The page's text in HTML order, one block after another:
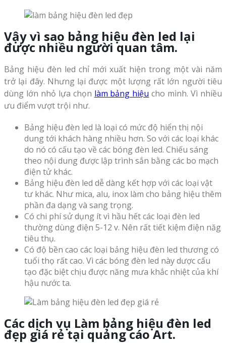
Vậy vì sao bảng hiệu đèn led lại
được nhiều người quan tâm.
Bảng hiệu đèn led chỉ mới xuất hiện trong một vài năm
trở lại đây. Nhưng lại được một lượng rất lớn người tiêu
dùng lớn nhỏ lựa chọn làm bảng hiệu cho mình. Vì nhiều
ưu điểm vượt trội như.
Bảng hiệu đèn led là loại có mức độ hiển thị nội
dung tới khách hàng nhiều hơn. So với các loại khác
do nó có cấu tạo về các bóng đèn led. Chiếu sáng
theo nội dung được lập trình sắn bằng các bo mạch
điện tử khác.
Bảng hiệu đèn led dễ dàng kết hợp với các loại vật
tư khác. Như mica, alu, inox làm cho bảng hiệu thêm
phần đa dạng và sang trọng.
Có chi phí sử dụng ít vì hầu hết các loại đèn led
thường dùng điện 5-12 v. Nên rất tiết kiệm điện năg
tiêu thụ.
Có độ bền cao các loại bảng hiệu đèn led thương có
tuổi thọ rất cao. Vì các bóng đèn led này dược cấu
tạo đặc biệt chịu được năng mưa khắc nhiệt của khí
hậu nước ta.
Các dịch vụ Làm bảng hiệu đèn led
đẹp giá rẻ tại quảng cáo Art.